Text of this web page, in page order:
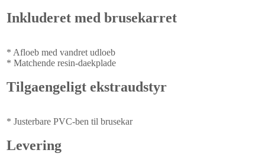
Inkluderet med brusekarret
* Afloeb med vandret udloeb
* Matchende resin-daekplade
Tilgaengeligt ekstraudstyr
* Justerbare PVC-ben til brusekar
Levering